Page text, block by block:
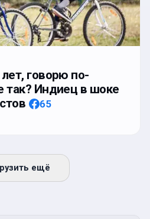
говорю по-
так? Индиец в шоке
65
ещё